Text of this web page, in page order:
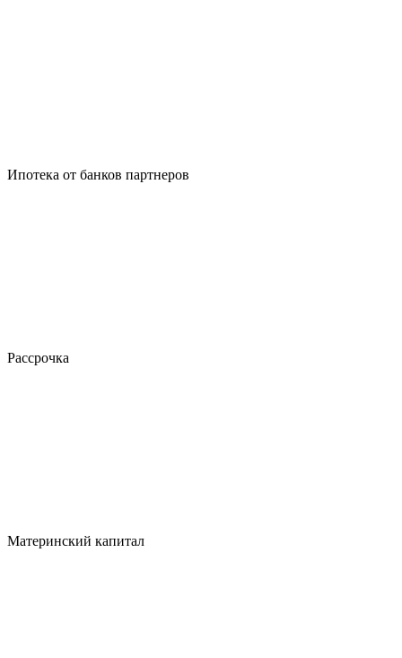
Ипотека от банков партнеров
Рассрочка
Материнский капитал